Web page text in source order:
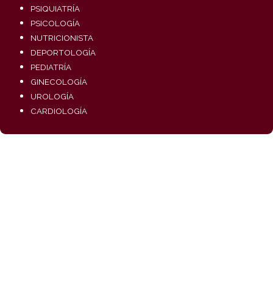
PSIQUIATRÍA
PSICOLOGÍA
NUTRICIONISTA
DEPORTOLOGÍA
PEDIATRÍA
GINECOLOGÍA
UROLOGÍA
CARDIOLOGÍA